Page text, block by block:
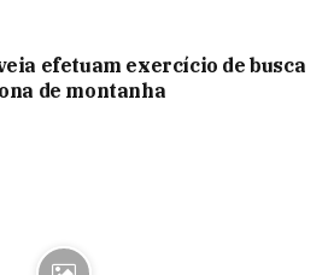
efetuam exercício de busca
de montanha